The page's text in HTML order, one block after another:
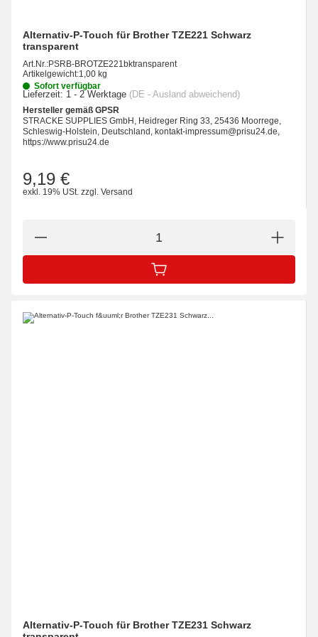
Alternativ-P-Touch für Brother TZE221 Schwarz
transparent
Art.Nr.:PSRB-BROTZE221bktransparent
Artikelgewicht:1,00 kg
Sofort verfügbar
Lieferzeit: 1 - 2 Werktage (DE - Ausland abweichend)
Hersteller gemäß GPSR
STRACKE SUPPLIES GmbH, Heidreger Ring 33, 25436 Moorrege,
Schleswig-Holstein, Deutschland, kontakt-impressum@prisu24.de,
https://www.prisu24.de
9,19 €
exkl. 19% USt. zzgl. Versand
IN DEN WARENKORB
Alternativ-P-Touch für Brother TZE231 Schwarz